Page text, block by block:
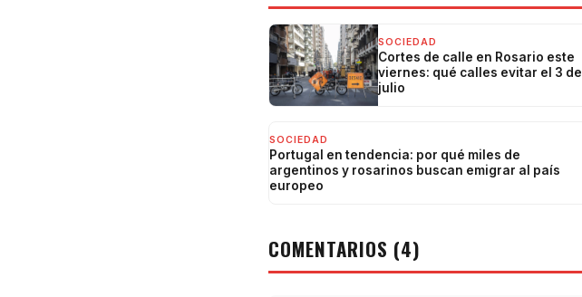
SOCIEDAD
Cortes de calle en Rosario este
viernes: qué calles evitar el 3 de
julio
SOCIEDAD
Portugal en tendencia: por qué miles de
argentinos y rosarinos buscan emigrar al país
europeo
COMENTARIOS (4)